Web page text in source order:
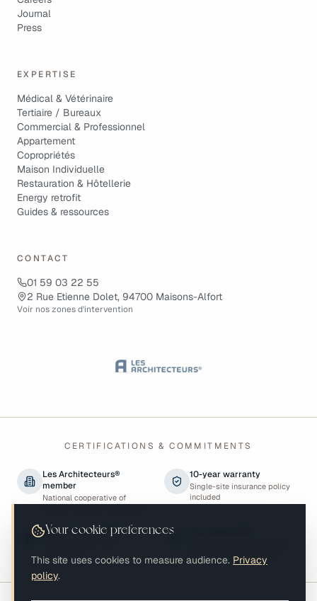
Journal
Press
EXPERTISE
Médical & Vétérinaire
Tertiaire / Bureaux
Commercial & Professionnel
Appartement
Copropriétés
Maison Individuelle
Restauration & Hôtellerie
Energy retrofit
Guides & ressources
CONTACT
01 59 03 22 55
2 Rue Etienne Dolet, 94700 Maisons-Alfort
Voir nos zones d'intervention
CERTIFICATIONS & COMMITMENTS
Les Architecteurs®
member
National cooperative of
10-year warranty
Single-site insurance policy
included
Best of Houzz 2023
Your cookie preferences
This site uses cookies to measure audience. Privacy
policy.